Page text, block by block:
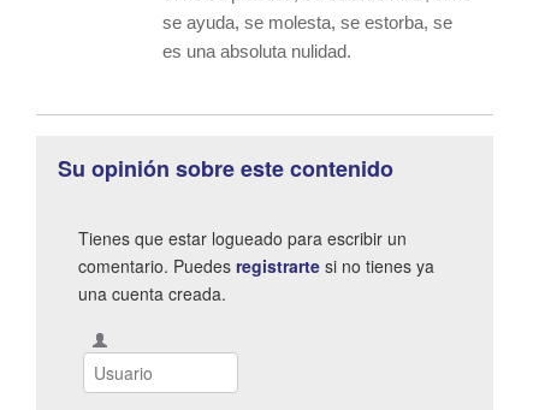
se ayuda, se molesta, se estorba, se
es una absoluta nulidad.
Su opinión sobre este contenido
Tienes que estar logueado para escribir un
comentario. Puedes registrarte si no tienes ya
una cuenta creada.